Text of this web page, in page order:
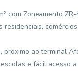
com Zoneamento
residenciais,
proximo ao terminal
e fácil acesso a